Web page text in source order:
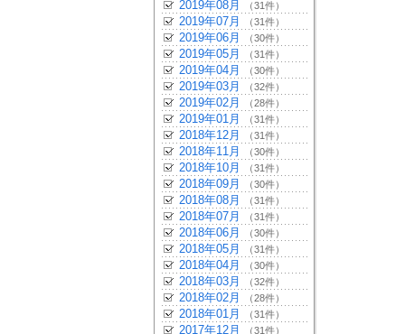
2019年08月 （31件）
2019年07月 （31件）
2019年06月 （30件）
2019年05月 （31件）
2019年04月 （30件）
2019年03月 （32件）
2019年02月 （28件）
2019年01月 （31件）
2018年12月 （31件）
2018年11月 （30件）
2018年10月 （31件）
2018年09月 （30件）
2018年08月 （31件）
2018年07月 （31件）
2018年06月 （30件）
2018年05月 （31件）
2018年04月 （30件）
2018年03月 （32件）
2018年02月 （28件）
2018年01月 （31件）
2017年12月 （31件）